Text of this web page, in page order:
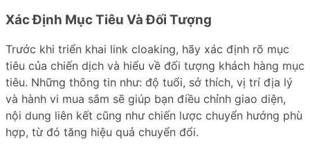
Xác Định Mục Tiêu Và Đối Tượng
Trước khi triển khai link cloaking, hãy xác định rõ mục
tiêu của chiến dịch và hiểu về đối tượng khách hàng mục
tiêu. Những thông tin như: độ tuổi, sở thích, vị trí địa lý
và hành vi mua sắm sẽ giúp bạn điều chỉnh giao diện,
nội dung liên kết cũng như chiến lược chuyển hướng phù
hợp, từ đó tăng hiệu quả chuyển đổi.